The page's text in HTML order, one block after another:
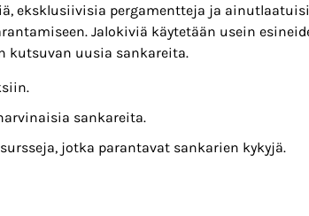
eksklusiivisia pergamentteja ja
Jalokiviä käytetään usein
kutsuvan uusia sankareita.
sankareita.
jotka parantavat sankarien kykyjä.